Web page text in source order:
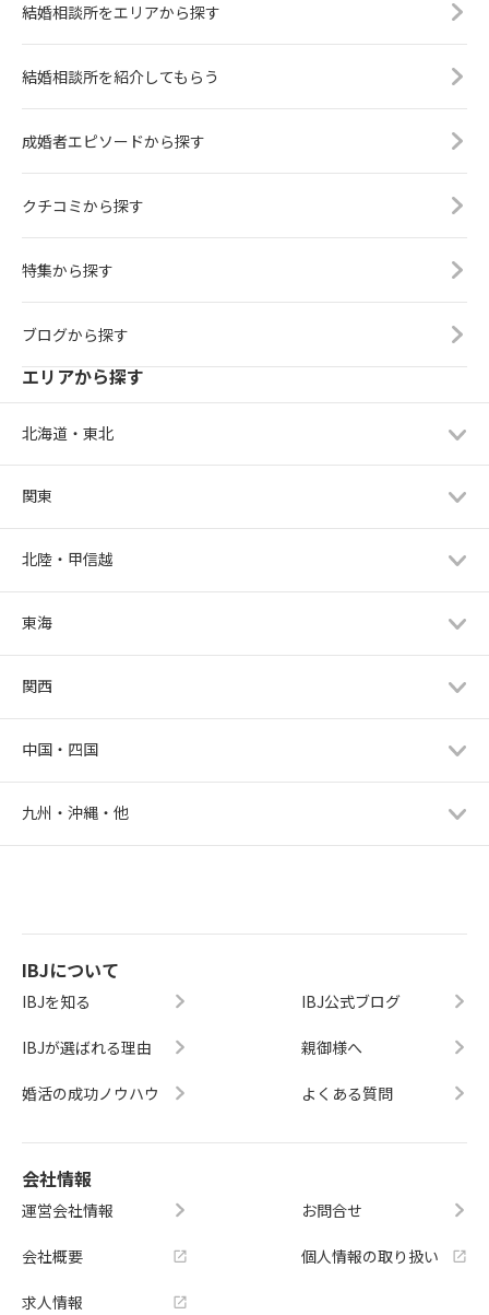
結婚相談所をエリアから探す
結婚相談所を紹介してもらう
成婚者エピソードから探す
クチコミから探す
特集から探す
ブログから探す
エリアから探す
北海道・東北
関東
北陸・甲信越
東海
関西
中国・四国
九州・沖縄・他
IBJについて
IBJを知る
IBJが選ばれる理由
婚活の成功ノウハウ
IBJ公式ブログ
親御様へ
よくある質問
会社情報
運営会社情報
会社概要
求人情報
お問合せ
個人情報の取り扱い